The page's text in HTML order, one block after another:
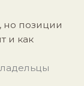
но позиции
и как